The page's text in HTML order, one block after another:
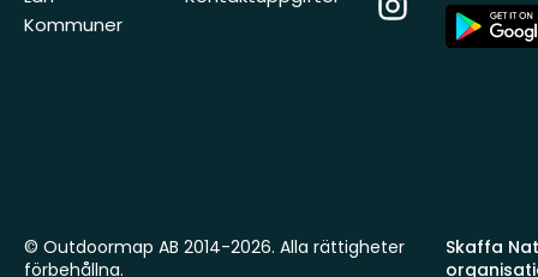
Kommuner
App
Store
Skaffa
© Outdoormap AB 2014-2026. Alla rättigheter
förbehållna.